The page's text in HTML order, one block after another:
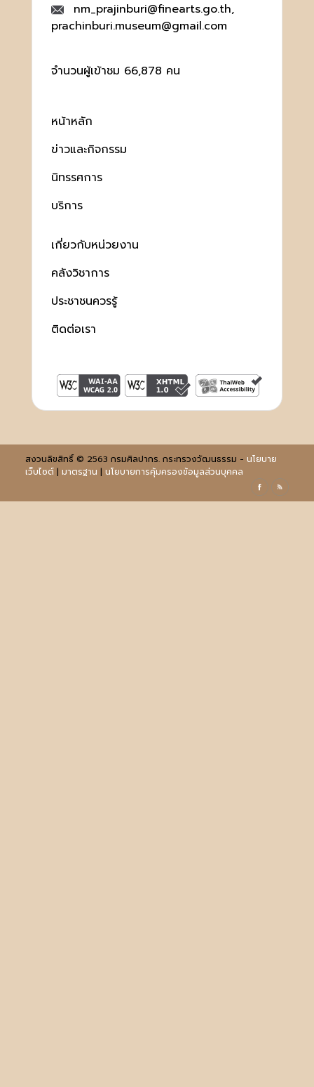
nm_prajinburi@finearts.go.th,
prachinburi.museum@gmail.com
จำนวนผู้เข้าชม 66,878 คน
หน้าหลัก
ข่าวและกิจกรรม
นิทรรศการ
บริการ
เกี่ยวกับหน่วยงาน
คลังวิชาการ
ประชาชนควรรู้
ติดต่อเรา
สงวนลิขสิทธิ์ © 2563 กรมศิลปากร. กระทรวงวัฒนธรรม - นโยบาย
เว็บไซต์| มาตรฐาน | นโยบายการคุ้มครองข้อมูลส่วนบุคคล